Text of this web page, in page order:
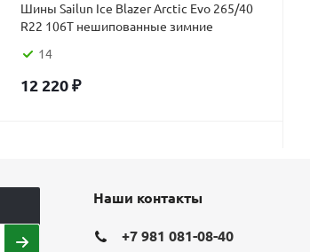
Шины Sailun Ice Blazer Arctic Evo 265/40
R22 106T нешипованные зимние
14
12 220₽
Наши контакты
+7 981 081-08-40